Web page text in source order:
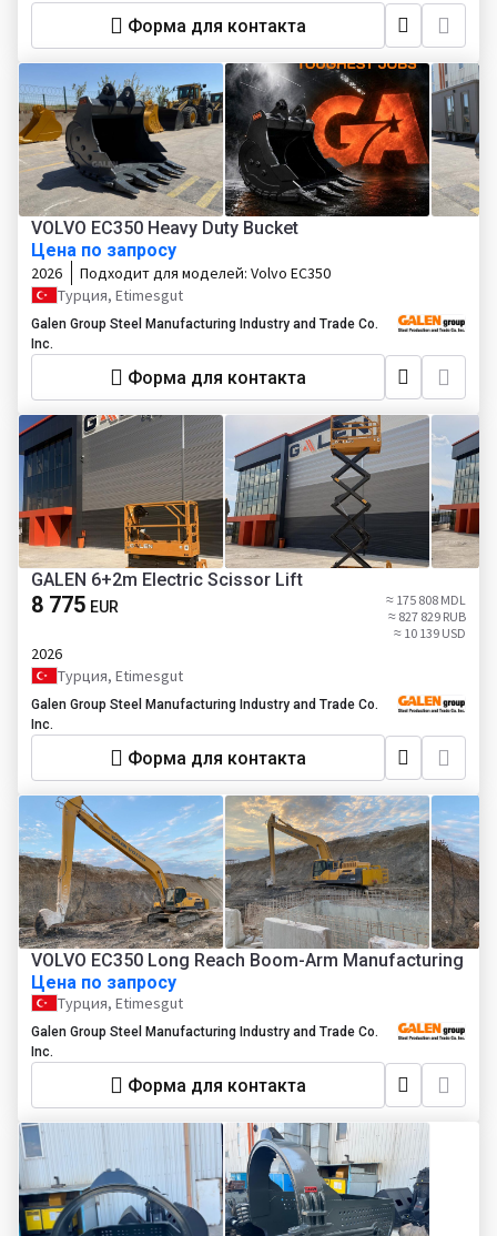
Форма для контакта
VOLVO EC350 Heavy Duty Bucket
Цена по запросу
2026 Подходит для моделей: Volvo EC350
Турция, Etimesgut
Galen Group Steel Manufacturing Industry and Trade Co.
Inc.
Форма для контакта
GALEN 6+2m Electric Scissor Lift
8 775 EUR
≈ 175 808 MDL
≈ 827 829 RUB
≈ 10 139 USD
2026
Турция, Etimesgut
Galen Group Steel Manufacturing Industry and Trade Co.
Inc.
Форма для контакта
VOLVO EC350 Long Reach Boom-Arm Manufacturing
Цена по запросу
Турция, Etimesgut
Galen Group Steel Manufacturing Industry and Trade Co.
Inc.
Форма для контакта